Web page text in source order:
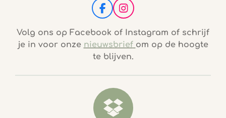
F
a
c
b
o
k
I
n
s
t
a
g
a
Volg ons op Facebook of Instagram of schrijf
je in voor onze nieuwsbrief om op de hoogte
te blijven.